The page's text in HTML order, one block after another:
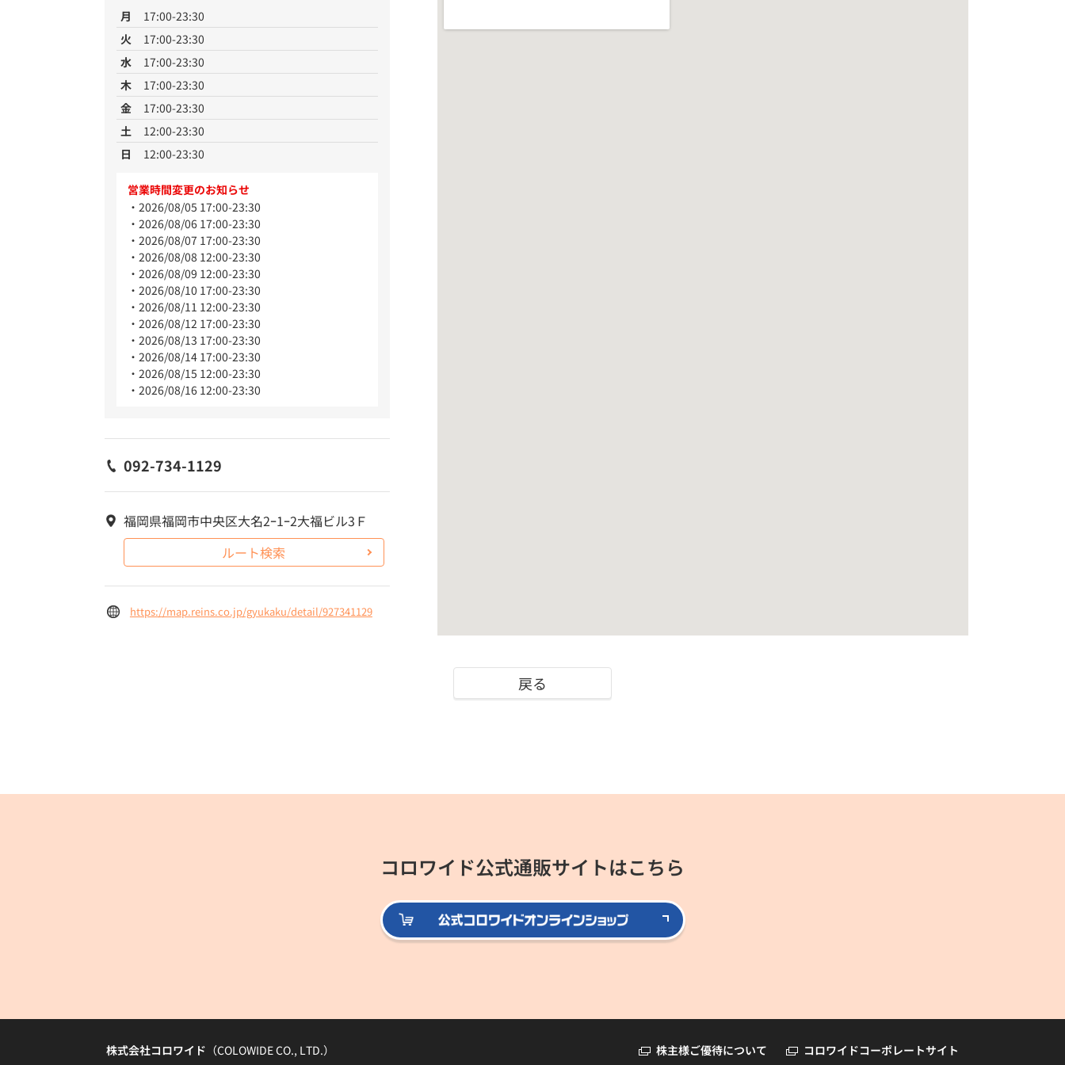
月
17:00-23:30
火
17:00-23:30
水
17:00-23:30
木
17:00-23:30
金
17:00-23:30
土
12:00-23:30
日
12:00-23:30
営業時間変更のお知らせ
2026/08/05 17:00-23:30
2026/08/06 17:00-23:30
2026/08/07 17:00-23:30
2026/08/08 12:00-23:30
2026/08/09 12:00-23:30
2026/08/10 17:00-23:30
2026/08/11 12:00-23:30
2026/08/12 17:00-23:30
2026/08/13 17:00-23:30
2026/08/14 17:00-23:30
2026/08/15 12:00-23:30
2026/08/16 12:00-23:30
092-734-1129
福岡県福岡市中央区大名2ｰ1ｰ2大福ビル3Ｆ
ルート検索
https://map.reins.co.jp/gyukaku/detail/927341129
戻る
コロワイド公式通販サイトはこちら
公式コロワイドオンラインショップ
株主様ご優待について コロワイドコーポレートサイト
株式会社コロワイド （COLOWIDE CO., LTD.）